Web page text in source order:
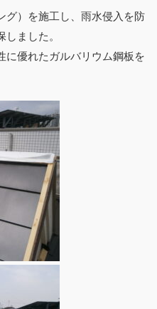
グ）を施工し、雨水侵入を防
ました。
に優れたガルバリウム鋼板を